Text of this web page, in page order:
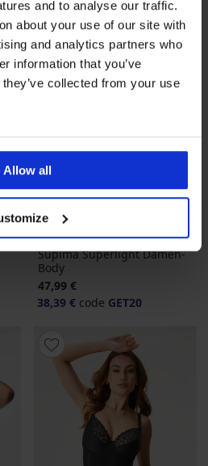
and to analyse our traffic.
about your use of our site with
and analytics partners who
information that you’ve
collected from your use
Allow all
-20 % GET20
Supima Superlight Damen-
Body
47,99 €
38,39 € code GET20